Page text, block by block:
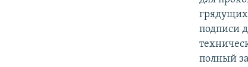
грядущих
подписи
полный